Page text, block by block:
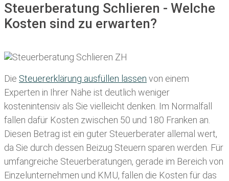
Steuerberatung Schlieren - Welche
Kosten sind zu erwarten?
Die Steuererklärung ausfüllen lassen von einem
Experten in Ihrer Nähe ist deutlich weniger
kostenintensiv als Sie vielleicht denken. Im Normalfall
fallen dafür Kosten zwischen 50 und 180 Franken an.
Diesen Betrag ist ein guter Steuerberater allemal wert,
da Sie durch dessen Beizug Steuern sparen werden. Für
umfangreiche Steuerberatungen, gerade im Bereich von
Einzelunternehmen und KMU, fallen die Kosten für das